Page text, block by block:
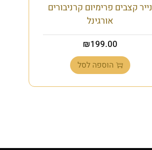
נייר קצבים פרימיום קרניבורים
אורגינל
₪199.00
הוספה לסל